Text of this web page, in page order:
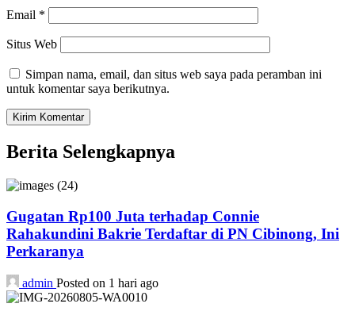
Email *
Situs Web
Simpan nama, email, dan situs web saya pada peramban ini
untuk komentar saya berikutnya.
Berita Selengkapnya
Gugatan Rp100 Juta terhadap Connie
Rahakundini Bakrie Terdaftar di PN Cibinong, Ini
Perkaranya
admin Posted on 1 hari ago